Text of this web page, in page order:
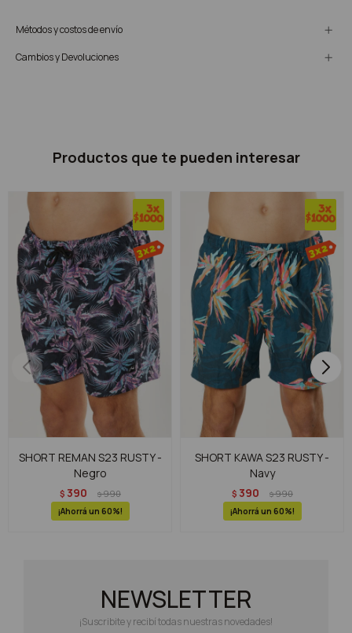
Métodos y costos de envío
Cambios y Devoluciones
Productos que te pueden interesar
SHORT REMAN S23 RUSTY -
Negro
$ 390 $990
60
SHORT KAWA S23 RUSTY -
Navy
$ 390 $990
60
NEWSLETTER
¡Suscribite y recibí todas nuestras novedades!